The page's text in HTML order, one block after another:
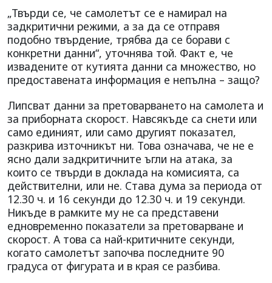
„Твърди се, че самолетът се е намирал на
задкритични режими, а за да се отправя
подобно твърдение, трябва да се борави с
конкретни данни“, уточнява той. Факт е, че
извадените от кутията данни са множество, но
предоставената информация е непълна – защо?
Липсват данни за претоварването на самолета и
за приборната скорост. Навсякъде са снети или
само единият, или само другият показател,
разкрива източникът ни. Това означава, че не е
ясно дали задкритичните ъгли на атака, за
които се твърди в доклада на комисията, са
действителни, или не. Става дума за периода от
12.30 ч. и 16 секунди до 12.30 ч. и 19 секунди.
Никъде в рамките му не са представени
едновременно показатели за претоварване и
скорост. А това са най-критичните секунди,
когато самолетът започва последните 90
градуса от фигурата и в края се разбива.